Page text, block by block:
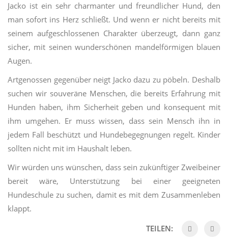
Jacko ist ein sehr charmanter und freundlicher Hund, den
man sofort ins Herz schließt. Und wenn er nicht bereits mit
seinem aufgeschlossenen Charakter überzeugt, dann ganz
sicher, mit seinen wunderschönen mandelförmigen blauen
Augen.
Artgenossen gegenüber neigt Jacko dazu zu pöbeln. Deshalb
suchen wir souveräne Menschen, die bereits Erfahrung mit
Hunden haben, ihm Sicherheit geben und konsequent mit
ihm umgehen. Er muss wissen, dass sein Mensch ihn in
jedem Fall beschützt und Hundebegegnungen regelt. Kinder
sollten nicht mit im Haushalt leben.
Wir würden uns wünschen, dass sein zukünftiger Zweibeiner
bereit wäre, Unterstützung bei einer geeigneten
Hundeschule zu suchen, damit es mit dem Zusammenleben
klappt.
TEILEN: